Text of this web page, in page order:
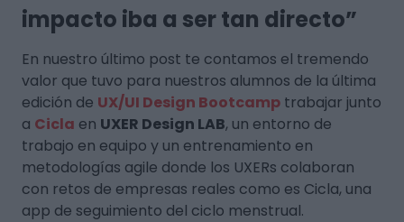
impacto iba a ser tan directo”
En nuestro último post te contamos el tremendo
valor que tuvo para nuestros alumnos de la última
edición de UX/UI Design Bootcamp trabajar junto
a Cicla en UXER Design LAB, un entorno de
trabajo en equipo y un entrenamiento en
metodologías agile donde los UXERs colaboran
con retos de empresas reales como es Cicla, una
app de seguimiento del ciclo menstrual.